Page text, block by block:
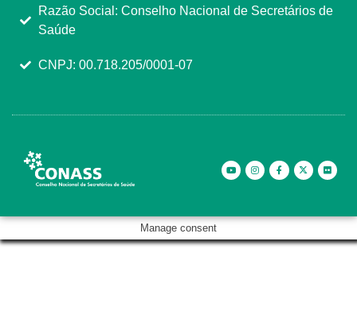
Razão Social: Conselho Nacional de Secretários de
Saúde
CNPJ: 00.718.205/0001-07
Manage consent